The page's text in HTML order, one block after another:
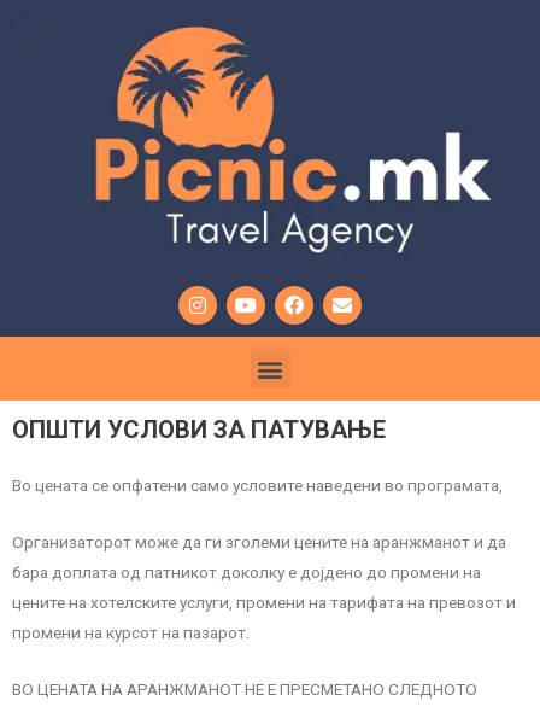
ОПШТИ УСЛОВИ ЗА ПАТУВАЊЕ
Во цената се опфатени само условите наведени во програмата,
Организаторот може да ги зголеми цените на аранжманот и да
бара доплата од патникот доколку е дојдено до промени на
цените на хотелските услуги, промени на тарифата на превозот и
промени на курсот на пазарот.
ВО ЦЕНАТА НА АРАНЖМАНОТ НЕ Е ПРЕСМЕТАНО СЛЕДНОТО